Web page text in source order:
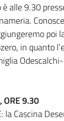
è alle 9.30
poi
in quanto
ORE 9.30
la Cascina